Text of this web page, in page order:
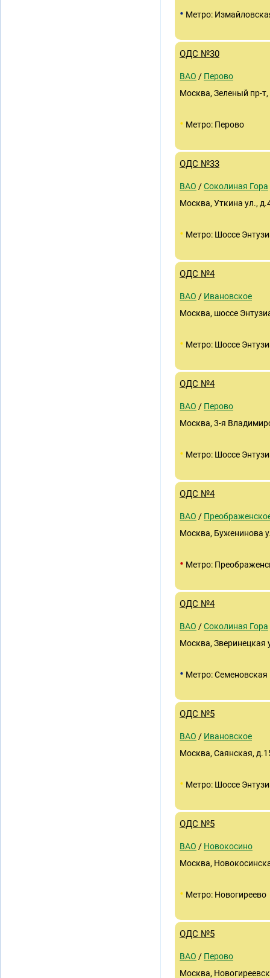
• Метро:
ОДС №30
ВАО / Перово
Москва, Зеленый пр-т,
• Метро: Перово
ОДС №33
ВАО /Соколиная Гора
Москва, Уткина ул.,
• Метро: Шоссе
ОДС №4
ВАО / Ивановское
Москва, шоссе
• Метро: Шоссе
ОДС №4
ВАО / Перово
Москва, 3-я
• Метро: Шоссе
ОДС №4
ВАО /
Москва, Буженинова
• Метро:
ОДС №4
ВАО /Соколиная Гора
Москва, Зверинецкая
• Метро: Семеновская
ОДС №5
ВАО / Ивановское
Москва, Саянская,
• Метро: Шоссе
ОДС №5
ВАО / Новокосино
Москва,
• Метро: Новогиреево
ОДС №5
ВАО / Перово
Москва,